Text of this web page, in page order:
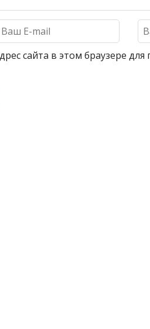
сайта в этом браузере